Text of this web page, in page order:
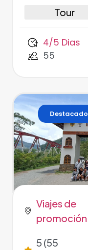
Tour
4/5 Dias
55
Destacado
Viajes de
promoción
5 (55